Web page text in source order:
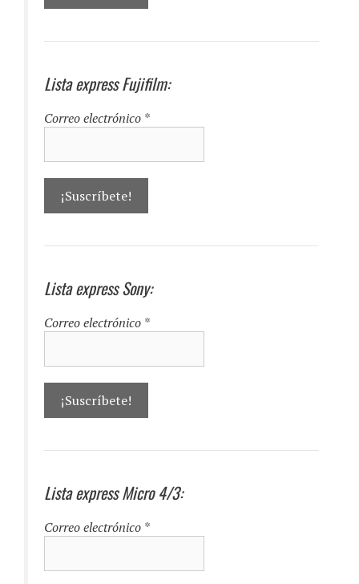
Lista express Fujifilm:
Correo electrónico *
Lista express Sony:
Correo electrónico *
Lista express Micro 4/3:
Correo electrónico *